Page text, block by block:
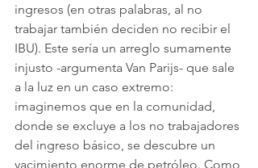
ingresos (en otras palabras, al no
trabajar también deciden no recibir el
IBU). Este sería un arreglo sumamente
injusto -argumenta Van Parijs- que sale
a la luz en un caso extremo:
imaginemos que en la comunidad,
donde se excluye a los no trabajadores
del ingreso básico, se descubre un
yacimiento enorme de petróleo. Como